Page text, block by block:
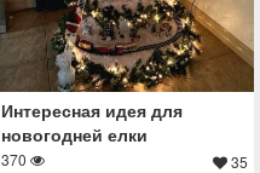
Интересная идея для
новогодней елки
370 35